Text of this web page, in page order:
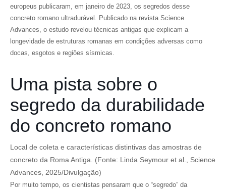
europeus publicaram, em janeiro de 2023, os segredos desse
concreto romano ultradurável. Publicado na revista Science
Advances, o estudo revelou técnicas antigas que explicam a
longevidade de estruturas romanas em condições adversas como
docas, esgotos e regiões sísmicas.
Uma pista sobre o
segredo da durabilidade
do concreto romano
Local de coleta e características distintivas das amostras de
concreto da Roma Antiga. (Fonte: Linda Seymour et al., Science
Advances, 2025/Divulgação)
Por muito tempo, os cientistas pensaram que o “segredo” da